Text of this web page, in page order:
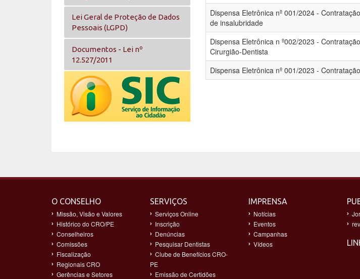
Lei Geral de Proteção de Dados
Pessoais (LGPD)
Documentos - Lei nº
12.527/2011
Dispensa Eletrônica nº 001/2024 -
de insalubridade
Dispensa Eletrônica n º002/2023 -
Cirurgião-Dentista
Dispensa Eletrônica nº 001/2023 -
O CONSELHO
Missão, Visão e Valores
Histórico do CRO/PE
Conselheiros
Comissões
Fiscalização
Regionais CRO
Gerências e Setores
SERVIÇOS
Serviços Online
Inscrição
Denúncias
Pesquisar Dentistas
Clube de Benefícios CRO-
PE
Emissão de Certidões
IMPRENSA
Notícias
Eventos
Campanhas
Vídeos